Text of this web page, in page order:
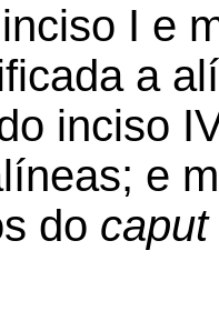
I e
a
inciso
e
do caput